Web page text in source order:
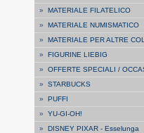
» MATERIALE FILATELICO
» MATERIALE NUMISMATICO
» MATERIALE PER ALTRE
» FIGURINE LIEBIG
» OFFERTE SPECIALI /
» STARBUCKS
» PUFFI
» YU-GI-OH!
» DISNEY PIXAR - Esselunga